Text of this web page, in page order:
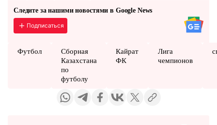
Следите за нашими новостями в Google News
Подписаться
Футбол
Сборная
Казахстана
по
футболу
Кайрат
ФК
Лига
чемпионов